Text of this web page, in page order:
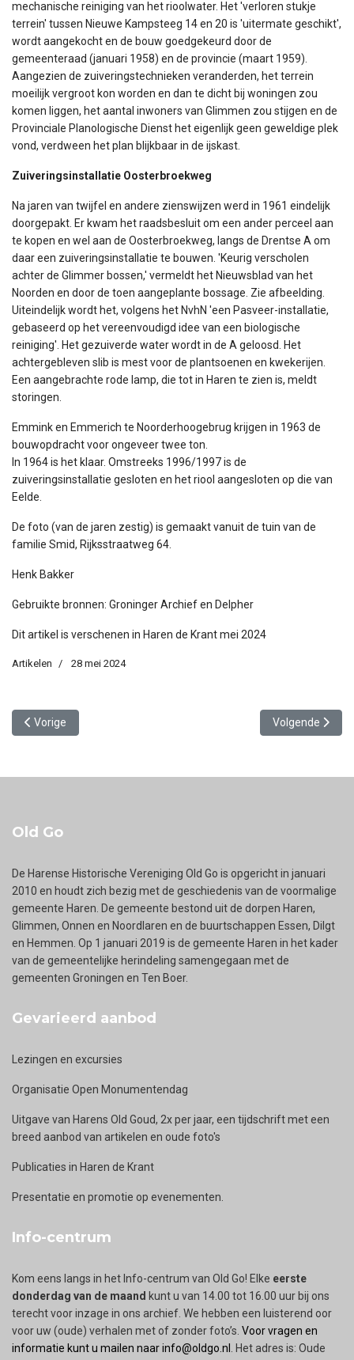
mechanische reiniging van het rioolwater. Het 'verloren stukje
terrein' tussen Nieuwe Kampsteeg 14 en 20 is 'uitermate geschikt',
wordt aangekocht en de bouw goedgekeurd door de
gemeenteraad (januari 1958) en de provincie (maart 1959).
Aangezien de zuiveringstechnieken veranderden, het terrein
moeilijk vergroot kon worden en dan te dicht bij woningen zou
komen liggen, het aantal inwoners van Glimmen zou stijgen en de
Provinciale Planologische Dienst het eigenlijk geen geweldige plek
vond, verdween het plan blijkbaar in de ijskast.
Zuiveringsinstallatie Oosterbroekweg
Na jaren van twijfel en andere zienswijzen werd in 1961 eindelijk
doorgepakt. Er kwam het raadsbesluit om een ander perceel aan
te kopen en wel aan de Oosterbroekweg, langs de Drentse A om
daar een zuiveringsinstallatie te bouwen. 'Keurig verscholen
achter de Glimmer bossen,' vermeldt het Nieuwsblad van het
Noorden en door de toen aangeplante bossage. Zie afbeelding.
Uiteindelijk wordt het, volgens het NvhN 'een Pasveer-installatie,
gebaseerd op het vereenvoudigd idee van een biologische
reiniging'. Het gezuiverde water wordt in de A geloosd. Het
achtergebleven slib is mest voor de plantsoenen en kwekerijen.
Een aangebrachte rode lamp, die tot in Haren te zien is, meldt
storingen.
Emmink en Emmerich te Noorderhoogebrug krijgen in 1963 de
bouwopdracht voor ongeveer twee ton.
In 1964 is het klaar. Omstreeks 1996/1997 is de
zuiveringsinstallatie gesloten en het riool aangesloten op die van
Eelde.
De foto (van de jaren zestig) is gemaakt vanuit de tuin van de
familie Smid, Rijksstraatweg 64.
Henk Bakker
Gebruikte bronnen: Groninger Archief en Delpher
Dit artikel is verschenen in Haren de Krant mei 2024
Artikelen 28 mei 2024
Vorig artikel: Avondlicht (nu de Dilgt) in oorlogstijd
Vorige Volgende
Volgende
Old Go
De Harense Historische Vereniging Old Go is opgericht in januari
2010 en houdt zich bezig met de geschiedenis van de voormalige
gemeente Haren. De gemeente bestond uit de dorpen Haren,
Glimmen, Onnen en Noordlaren en de buurtschappen Essen, Dilgt
en Hemmen. Op 1 januari 2019 is de gemeente Haren in het kader
van de gemeentelijke herindeling samengegaan met de
gemeenten Groningen en Ten Boer.
Gevarieerd aanbod
Lezingen en excursies
Organisatie Open Monumentendag
Uitgave van Harens Old Goud, 2x per jaar, een tijdschrift met een
breed aanbod van artikelen en oude foto's
Publicaties in Haren de Krant
Presentatie en promotie op evenementen.
Info-centrum
Kom eens langs in het Info-centrum van Old Go! Elke eerste
donderdag van de maand kunt u van 14.00 tot 16.00 uur bij ons
terecht voor inzage in ons archief. We hebben een luisterend oor
voor uw (oude) verhalen met of zonder foto’s. Voor vragen en
informatie kunt u mailen naar info@oldgo.nl
. Het adres is: Oude